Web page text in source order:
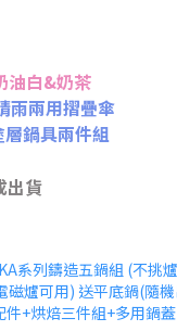
油白&奶茶
雨兩用摺疊傘
鍋具兩件組
出貨